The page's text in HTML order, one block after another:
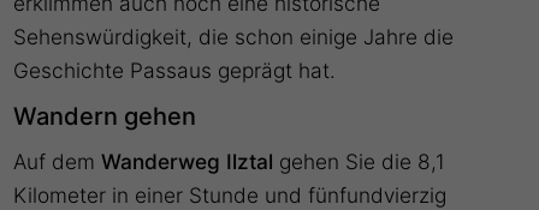
Sehenswürdigkeit, die schon einige Jahre die
Geschichte Passaus geprägt hat.
Wandern gehen
Auf demWanderweg Ilztal gehen Sie die 8,1
Kilometer in einer Stunde und fünfundvierzig